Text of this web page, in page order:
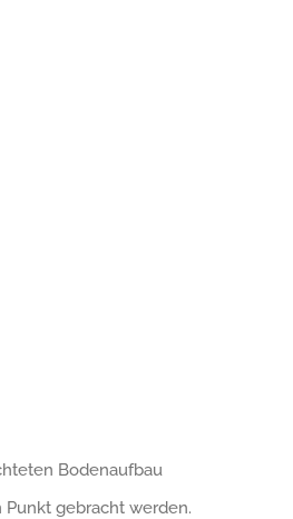
Bodenaufbau
gebracht werden.